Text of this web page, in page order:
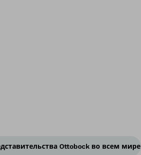
Ottobock во всем мире